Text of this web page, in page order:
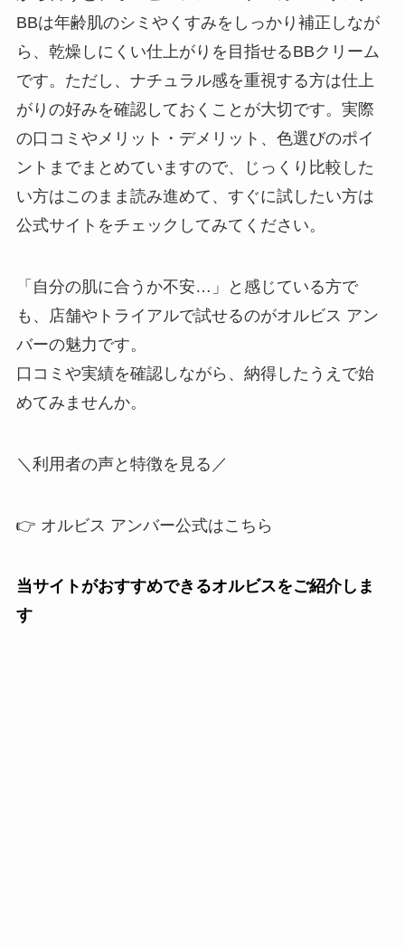
BBは年齢肌のシミやくすみをしっかり補正しなが
ら、乾燥しにくい仕上がりを目指せるBBクリーム
です。ただし、ナチュラル感を重視する方は仕上
がりの好みを確認しておくことが大切です。実際
の口コミやメリット・デメリット、色選びのポイ
ントまでまとめていますので、じっくり比較した
い方はこのまま読み進めて、すぐに試したい方は
公式サイトをチェックしてみてください。
「自分の肌に合うか不安…」と感じている方で
も、店舗やトライアルで試せるのがオルビス アン
バーの魅力です。
口コミや実績を確認しながら、納得したうえで始
めてみませんか。
＼利用者の声と特徴を見る／
👉 オルビス アンバー公式はこちら
当サイトがおすすめできるオルビスをご紹介しま
す